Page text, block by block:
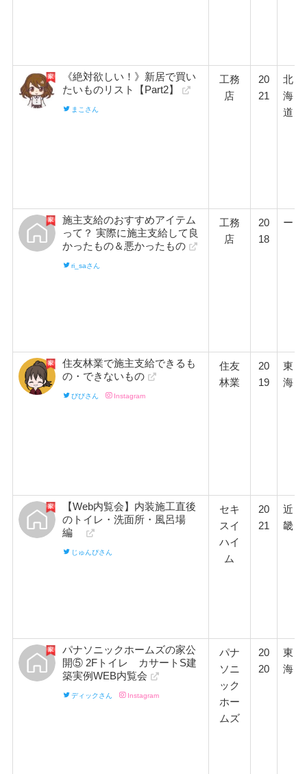
《絶対欲しい！》新居で買い
たいものリスト【Part2】
まこさん
工務
店
20
21
北
海
道
施主支給のおすすめアイテム
って？ 実際に施主支給して良
かったもの＆悪かったもの
ri_saさん
工務
店
20
18
ー
住友林業で施主支給できるも
の・できないもの
びびさん Instagram
住友
林業
20
19
東
海
【Web内覧会】内装施工直後
のトイレ・洗面所・風呂場
編
じゅんぴさん
セキ
スイ
ハイ
ム
20
21
近
畿
パナソニックホームズの家公
開⑤ 2Fトイレ カサートS建
築実例WEB内覧会
ディックさん Instagram
パナ
ソニ
ック
ホー
ムズ
20
20
東
海